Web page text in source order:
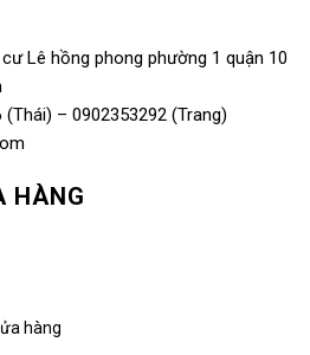
Lê hồng phong phường 1 quận 10
(Thái) – 0902353292 (Trang)
HÀNG
hàng